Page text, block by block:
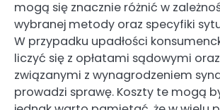
mogą się znacznie różnić w
wybranej metody oraz specyfiki
W przypadku upadłości
liczyć się z opłatami sądowymi
związanymi z wynagrodzeniem
prowadzi sprawę. Koszty te mogą